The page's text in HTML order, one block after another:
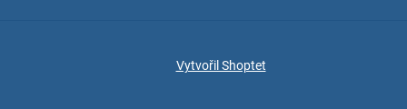
Vytvořil Shoptet